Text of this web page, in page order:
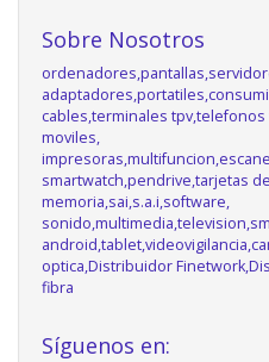
Sobre Nosotros
cables,terminales
moviles,
smartwatch,pendrive,tarjetas de
memoria,sai,s.a.i,software,
optica,Distribuidor
fibra
Síguenos en: